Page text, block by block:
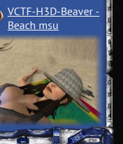
VCTF-H3D-Beaver ­
Beach msu